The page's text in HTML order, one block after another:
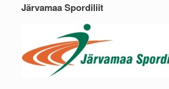
Järvamaa Spordiliit